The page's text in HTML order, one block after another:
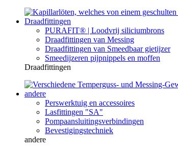
Draadfittingen
PURAFIT® | Loodvrij siliciumbrons
Draadfittingen van Messing
Draadfittingen van Smeedbaar gietijzer
Smeedijzeren pijpnippels en moffen
Draadfittingen
andere
Perswerktuig en accessoires
Lasfittingen "SA"
Pompaansluitingsverbindingen
Bevestigingstechniek
andere